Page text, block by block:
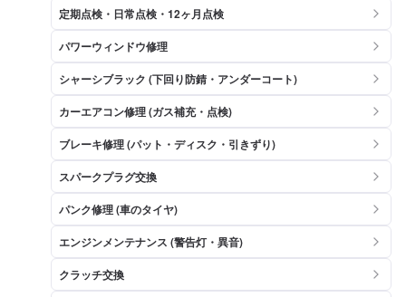
定期点検・日常点検・12ヶ月点検
パワーウィンドウ修理
シャーシブラック (下回り防錆・アンダーコート)
カーエアコン修理 (ガス補充・点検)
ブレーキ修理 (パット・ディスク・引きずり)
スパークプラグ交換
パンク修理 (車のタイヤ)
エンジンメンテナンス (警告灯・異音)
クラッチ交換